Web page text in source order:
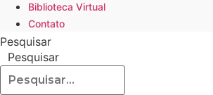
Biblioteca Virtual
Contato
Pesquisar
Pesquisar